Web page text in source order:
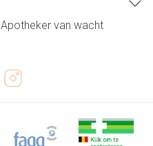
Apotheker van wacht